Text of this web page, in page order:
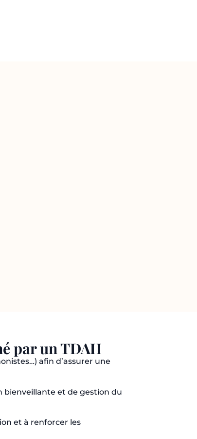
par un TDAH
afin d’assurer une
bienveillante et de gestion du
et à renforcer les